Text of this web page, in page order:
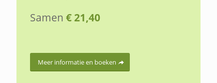
Samen € 21,40
Meer informatie en boeken